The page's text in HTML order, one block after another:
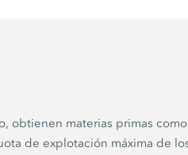
obtienen materias primas
de explotación máxima de